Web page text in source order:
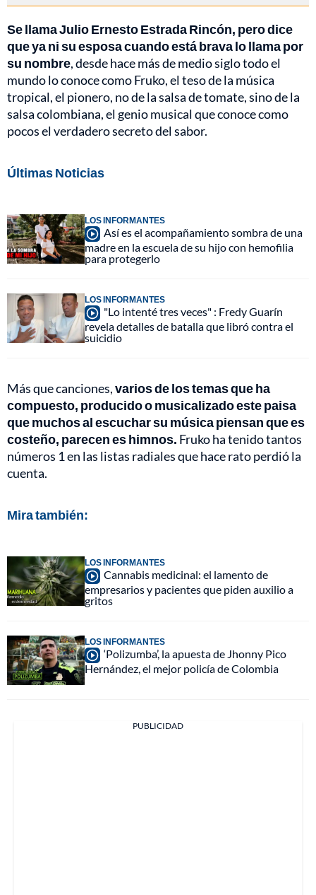
Se llama Julio Ernesto Estrada Rincón, pero dice
que ya ni su esposa cuando está brava lo llama por
su nombre, desde hace más de medio siglo todo el
mundo lo conoce como Fruko, el teso de la música
tropical, el pionero, no de la salsa de tomate, sino de la
salsa colombiana, el genio musical que conoce como
pocos el verdadero secreto del sabor.
Últimas Noticias
LOS INFORMANTES
Así es el acompañamiento sombra de una
madre en la escuela de su hijo con hemofilia
para protegerlo
LOS INFORMANTES
"Lo intenté tres veces" : Fredy Guarín
revela detalles de batalla que libró contra el
suicidio
Más que canciones,varios de los temas que ha
compuesto, producido o musicalizado este paisa
que muchos al escuchar su música piensan que es
costeño, parecen es himnos. Fruko ha tenido tantos
números 1 en las listas radiales que hace rato perdió la
cuenta.
Mira también:
LOS INFORMANTES
Cannabis medicinal: el lamento de
empresarios y pacientes que piden auxilio a
gritos
LOS INFORMANTES
‘Polizumba’, la apuesta de Jhonny Pico
Hernández, el mejor policía de Colombia
PUBLICIDAD